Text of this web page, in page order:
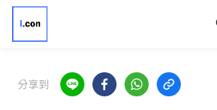
分享到